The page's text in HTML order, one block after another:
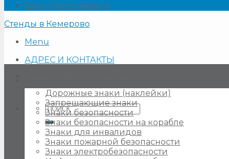
Вход / Регистрация
Стенды в Кемерово
Menu
АДРЕС И КОНТАКТЫ
Искать:
Дорожные знаки (наклейки)
Запрещающие знаки
Знаки безопасности
Знаки безопасности на корабле
Знаки для инвалидов
Знаки пожарной безопасности
Знаки электробезопасности